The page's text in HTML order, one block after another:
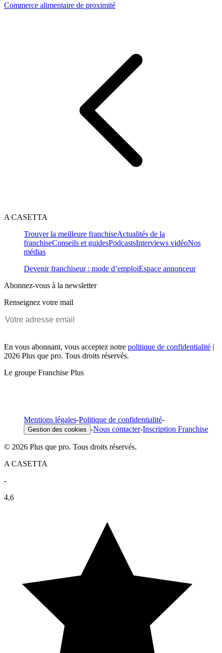
Commerce alimentaire de proximité
A CASETTA
Trouver la meilleure franchiseActualités de la
franchiseConseils et guidesPodcastsInterviews vidéoNos
médias
Devenir franchiseur : mode d’emploiEspace annonceur
Abonnez-vous à la newsletter
Renseignez votre mail
En vous abonnant, vous acceptez notre politique de confidentialité |
2026 Plus que pro. Tous droits réservés.
Le groupe Franchise Plus
Mentions légales-Politique de confidentialité-
Gestion des cookies -Nous contacter-Inscription Franchise
© 2026 Plus que pro. Tous droits réservés.
A CASETTA
-
4,6